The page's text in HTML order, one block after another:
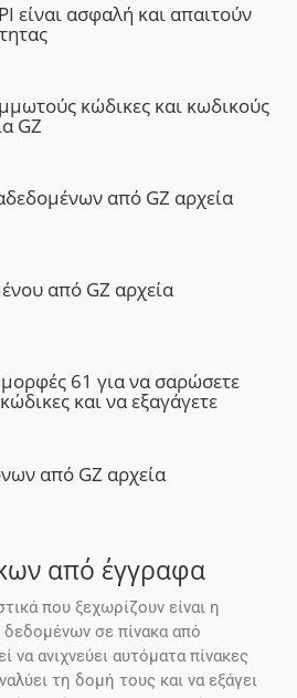
είναι ασφαλή και απαιτούν
κώδικες και κωδικούς
GZ
από GZ αρχεία
από GZ αρχεία
61 για να σαρώσετε
και να εξαγάγετε
από GZ αρχεία
από έγγραφα
που ξεχωρίζουν είναι η
σε πίνακα από
να ανιχνεύει αυτόματα πίνακες
τη δομή τους και να εξάγει